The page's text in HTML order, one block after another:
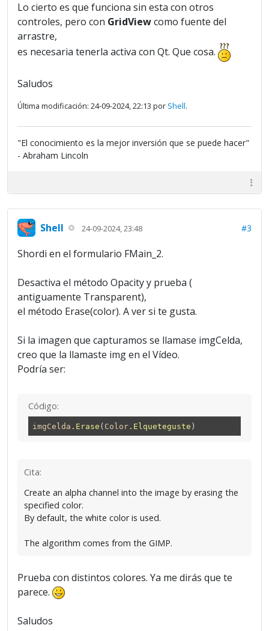
Lo cierto es que funciona sin esta con otros
controles, pero con GridViewcomo fuente del
arrastre,
es necesaria tenerla activa con Qt. Que cosa.
Saludos
Última modificación: 24-09-2024, 22:13 por Shell.
"El conocimiento es la mejor inversión que se puede hacer"
- Abraham Lincoln
Shell 24-09-2024, 23:48 #3
Shordi en el formulario FMain_2.
Desactiva el método Opacity y prueba (
antiguamente Transparent),
el método Erase(color). A ver si te gusta.
Si la imagen que capturamos se llamase imgCelda,
creo que la llamaste img en el Vídeo.
Podría ser:
Código:
imgCelda .Erase ( Color.Elqueteguste )
Cita:
Create an alpha channel into the image by erasing the
specified color.
By default, the white color is used.
The algorithm comes from the GIMP.
Prueba con distintos colores. Ya me dirás que te
parece.
Saludos